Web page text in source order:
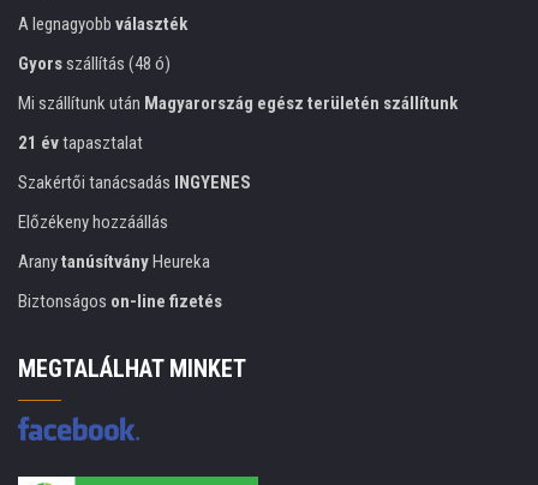
A legnagyobb választék
Gyorsszállítás (48 ó)
Mi szállítunk után Magyarország egész területén szállítunk
21 évtapasztalat
Szakértői tanácsadás INGYENES
Előzékeny hozzáállás
AranytanúsítványHeureka
Biztonságos on-line fizetés
MEGTALÁLHAT MINKET